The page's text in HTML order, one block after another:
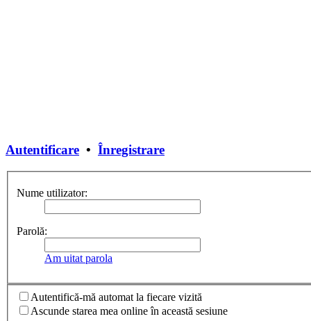
Autentificare • Înregistrare
Nume utilizator:
Parolă:
Am uitat parola
Autentifică-mă automat la fiecare vizită
Ascunde starea mea online în această sesiune